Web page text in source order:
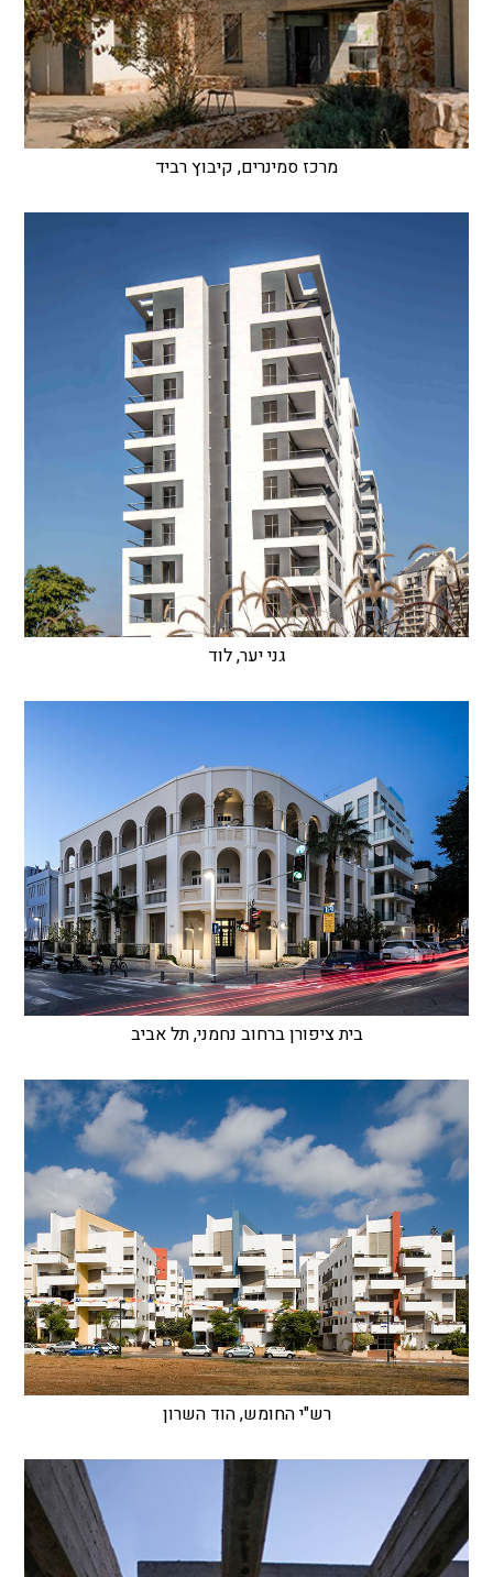
מרכז סמינרים, קיבוץ רביד
גני יער, לוד
בית ציפורן ברחוב נחמני, תל אביב
רש"י החומש, הוד השרון